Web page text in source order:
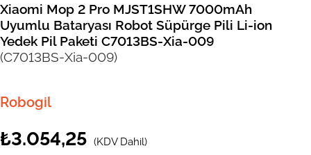
Xiaomi Mop 2 Pro MJST1SHW 7000mAh
Uyumlu Bataryası Robot Süpürge Pili Li-ion
Yedek Pil Paketi C7013BS-Xia-009
(C7013BS-Xia-009)
Robogil
₺3.054,25 (KDV Dahil)